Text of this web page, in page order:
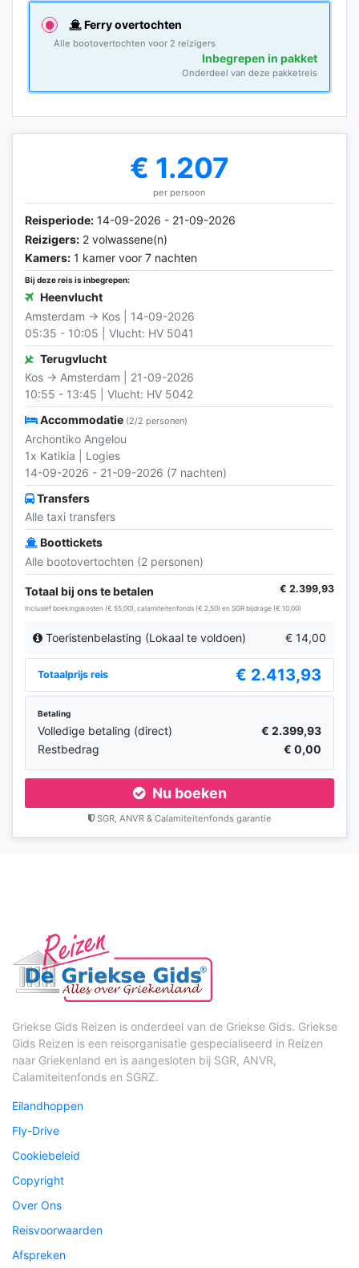
Ferry overtochten
Alle bootovertochten voor 2 reizigers
Inbegrepen in pakket
Onderdeel van deze pakketreis
€ 1.207
per persoon
Reisperiode: 14-09-2026 - 21-09-2026
Reizigers: 2 volwassene(n)
Kamers: 1 kamer voor 7 nachten
Bij deze reis is inbegrepen:
Heenvlucht
Amsterdam → Kos | 14-09-2026
05:35 - 10:05 | Vlucht: HV 5041
Terugvlucht
Kos → Amsterdam | 21-09-2026
10:55 - 13:45 | Vlucht: HV 5042
Accommodatie (2/2 personen)
Archontiko Angelou
1x Katikia | Logies
14-09-2026 - 21-09-2026 (7 nachten)
Transfers
Alle taxi transfers
Boottickets
Alle bootovertochten (2 personen)
Totaal bij ons te betalen € 2.399,93
Inclusief boekingskosten (€ 55,00), calamiteitenfonds (€ 2,50) en SGR bijdrage (€ 10,00)
Toeristenbelasting (Lokaal te voldoen) € 14,00
Totaalprijs reis € 2.413,93
Betaling
Volledige betaling (direct)
€ 2.399,93
Restbedrag
€ 0,00
Nu boeken
SGR, ANVR & Calamiteitenfonds garantie
Griekse Gids Reizen is onderdeel van de Griekse Gids. Griekse
Gids Reizen is een reisorganisatie gespecialiseerd in Reizen
naar Griekenland en is aangesloten bij SGR, ANVR,
Calamiteitenfonds en SGRZ.
Eilandhoppen
Fly-Drive
Cookiebeleid
Copyright
Over Ons
Reisvoorwaarden
Afspreken